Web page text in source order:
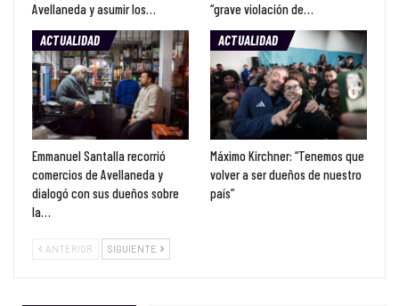
Avellaneda y asumir los…
“grave violación de…
ACTUALIDAD
Emmanuel Santalla recorrió
comercios de Avellaneda y
dialogó con sus dueños sobre
la…
ACTUALIDAD
Máximo Kirchner: “Tenemos que
volver a ser dueños de nuestro
país”
ANTERIOR SIGUIENTE